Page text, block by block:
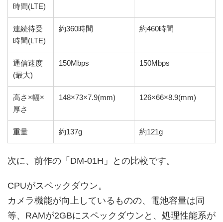
時間(LTE)
連続待受
時間(LTE)
約360時間 約460時間
通信速度
(最大)
150Mbps 150Mbps
高さ×幅×
厚さ
148×73×7.9(mm) 126×66×8.9(mm)
重量 約137g 約121g
次に、前作の「DM-01H」との比較です。
CPUがスペックダウン。
カメラ機能が向上しているものの、電池容量は同
等、RAMが2GBにスペックダウンと、処理性能系が